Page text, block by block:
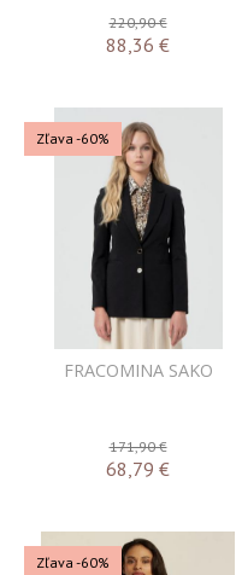
220,90 €
88,36 €
Zľava -60%
FRACOMINA SAKO
171,90 €
68,79 €
Zľava -60%